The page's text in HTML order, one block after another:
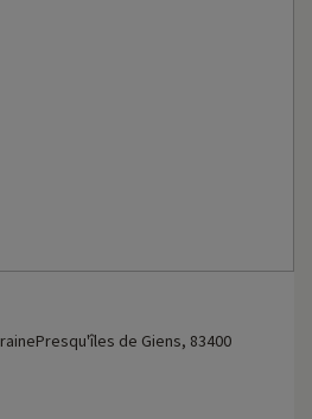
de Giens, 83400